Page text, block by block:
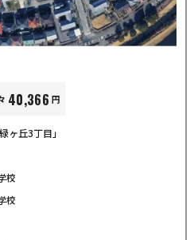
40,366 円
ヶ丘3丁目」
校
校